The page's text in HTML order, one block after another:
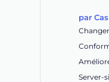
par
Server-